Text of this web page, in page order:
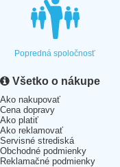
Popredná spoločnosť
Všetko o nákupe
Ako nakupovať
Cena dopravy
Ako platiť
Ako reklamovať
Servisné strediská
Obchodné podmienky
Reklamačné podmienky